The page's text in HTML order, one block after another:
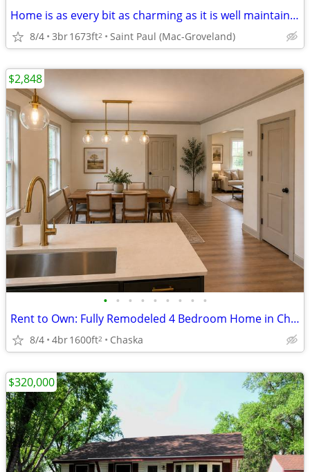
Home is as every bit as charming as it is well maintained & updated
8/4 3br1673ft2 Saint Paul (Mac-Groveland)
• • • • • • • • •
Rent to Own: Fully Remodeled 4 Bedroom Home in Chaska
8/4 4br1600ft2 Chaska
$2,848
$320,000